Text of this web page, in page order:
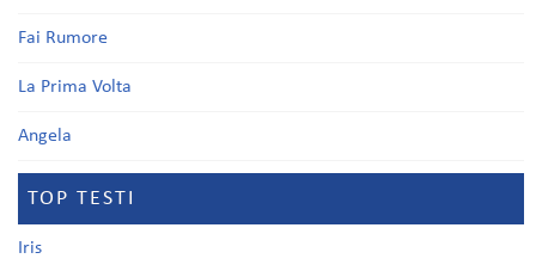
Fai Rumore
La Prima Volta
Angela
TOP TESTI
Iris